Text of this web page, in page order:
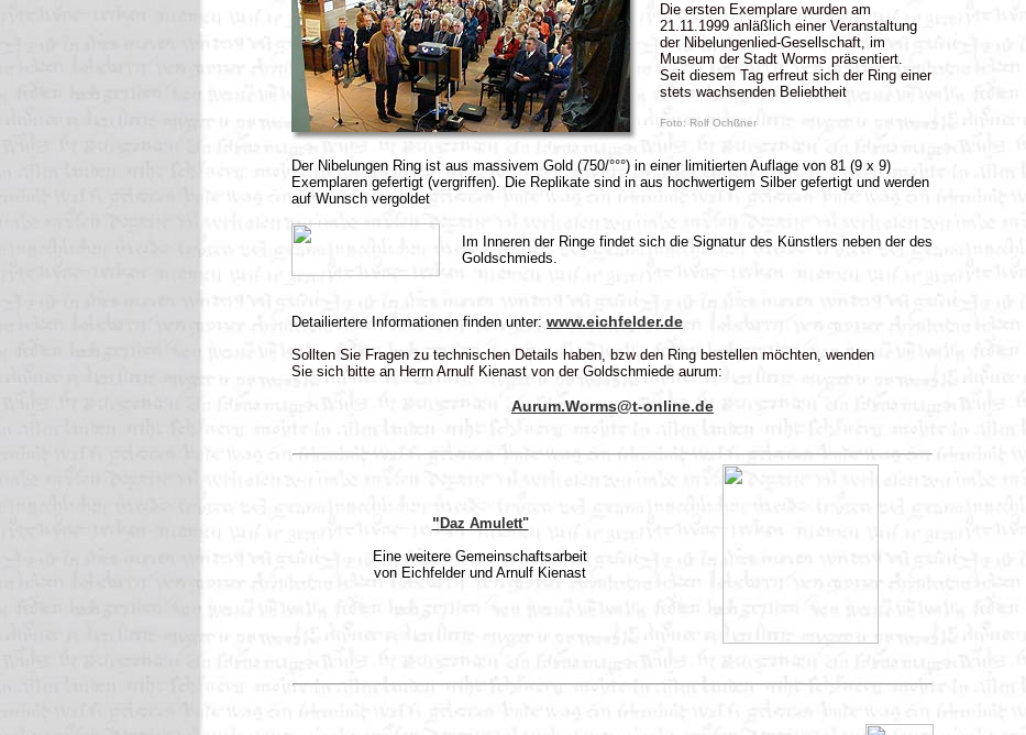
Die ersten Exemplare wurden am
21.11.1999 anläßlich einer Veranstaltung
der Nibelungenlied-Gesellschaft, im
Museum der Stadt Worms präsentiert.
Seit diesem Tag erfreut sich der Ring einer
stets wachsenden Beliebtheit
Foto: Rolf Ochßner
Der Nibelungen Ring ist aus massivem Gold (750/°°°) in einer limitierten Auflage von 81 (9 x 9)
Exemplaren gefertigt (vergriffen). Die Replikate sind in aus hochwertigem Silber gefertigt und werden
auf Wunsch vergoldet
Im Inneren der Ringe findet sich die Signatur des Künstlers neben der des
Goldschmieds.
Detailiertere Informationen finden unter: www.eichfelder.de
Sollten Sie Fragen zu technischen Details haben, bzw den Ring bestellen möchten, wenden
Sie sich bitte an Herrn Arnulf Kienast von der Goldschmiede aurum:
Aurum.Worms@t-online.de
" Daz Amulett"
Eine weitere Gemeinschaftsarbeit
von Eichfelder und Arnulf Kienast